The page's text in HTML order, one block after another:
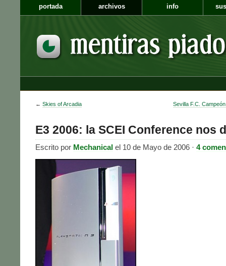
portada archivos info
← Skies of Arcadia Sevilla F.C.
E3 2006: la SCEI Conference nos
Escrito por Mechanical el 10 de Mayo de 2006 · 4